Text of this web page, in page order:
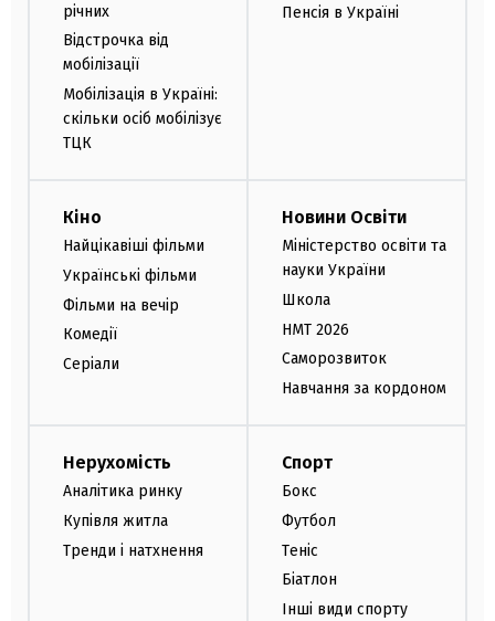
річних
Відстрочка від
мобілізації
Мобілізація в Україні:
скільки осіб мобілізує
ТЦК
Пенсія в Україні
Кіно
Найцікавіші фільми
Українські фільми
Фільми на вечір
Комедії
Серіали
Новини Освіти
Міністерство освіти та
науки України
Школа
НМТ 2026
Саморозвиток
Навчання за кордоном
Нерухомість
Аналітика ринку
Купівля житла
Тренди і натхнення
Спорт
Бокс
Футбол
Теніс
Біатлон
Інші види спорту